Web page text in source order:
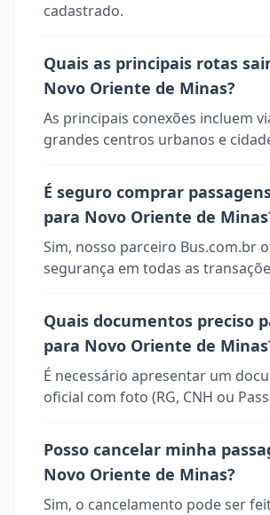
cadastrado.
Quais as principais rotas
Novo Oriente de Minas?
As principais conexões incluem
grandes centros urbanos e
É seguro comprar
para Novo Oriente de
Sim, nosso parceiro Bus.com.br
segurança em todas as
Quais documentos preciso
para Novo Oriente de
É necessário apresentar um
oficial com foto (RG, CNH ou
Posso cancelar minha
Novo Oriente de Minas?
Sim, o cancelamento pode ser